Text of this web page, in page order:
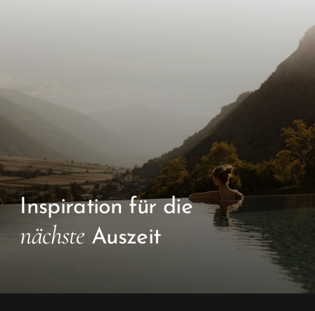
Inspiration für die
nächste Auszeit